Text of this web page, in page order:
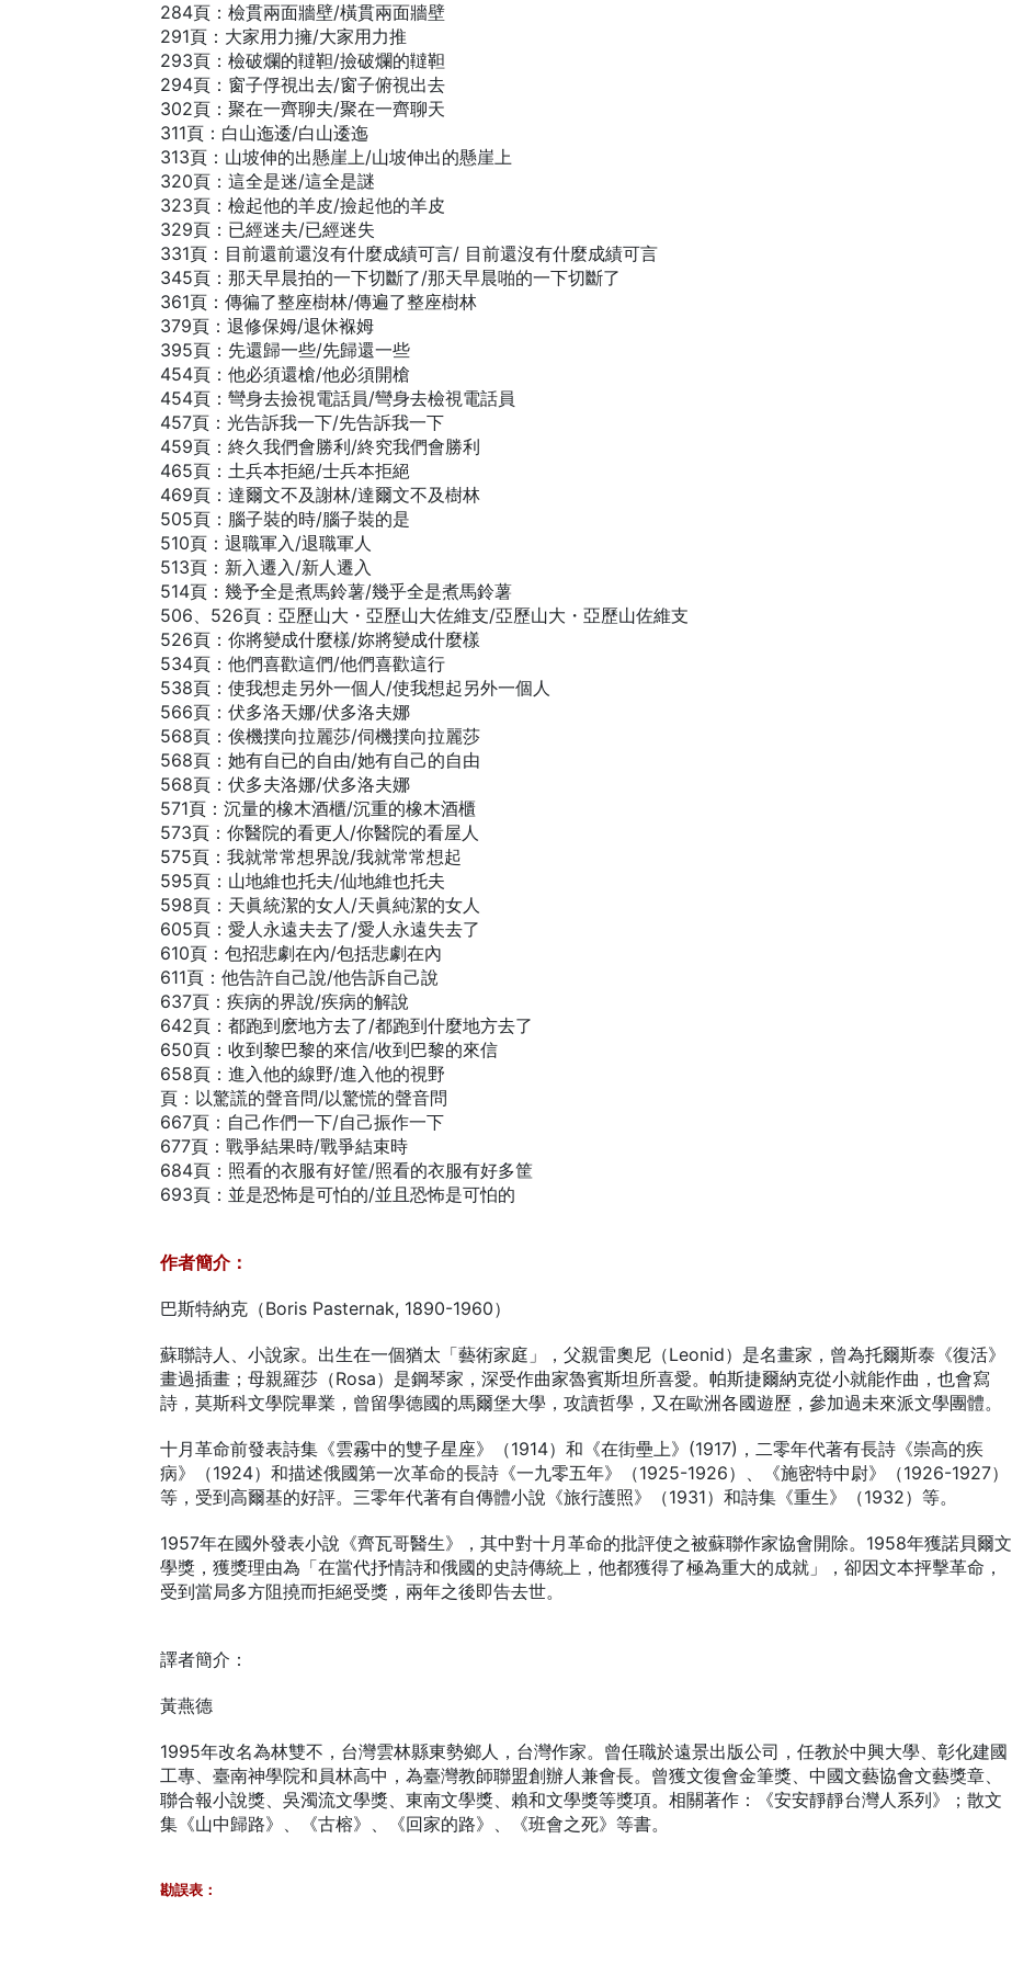
284頁：檢貫兩面牆壁/橫貫兩面牆壁
291頁：大家用力擁/大家用力推
293頁：檢破爛的韃靼/撿破爛的韃靼
294頁：窗子俘視出去/窗子俯視出去
302頁：聚在一齊聊夫/聚在一齊聊天
311頁：白山迤逶/白山逶迤
313頁：山坡伸的出懸崖上/山坡伸出的懸崖上
320頁：這全是迷/這全是謎
323頁：檢起他的羊皮/撿起他的羊皮
329頁：已經迷夫/已經迷失
331頁：目前還前還沒有什麼成績可言/ 目前還沒有什麼成績可言
345頁：那天早晨拍的一下切斷了/那天早晨啪的一下切斷了
361頁：傳徧了整座樹林/傳遍了整座樹林
379頁：退修保姆/退休褓姆
395頁：先還歸一些/先歸還一些
454頁：他必須還槍/他必須開槍
454頁：彎身去撿視電話員/彎身去檢視電話員
457頁：光告訴我一下/先告訴我一下
459頁：終久我們會勝利/終究我們會勝利
465頁：土兵本拒絕/士兵本拒絕
469頁：達爾文不及謝林/達爾文不及樹林
505頁：腦子裝的時/腦子裝的是
510頁：退職軍入/退職軍人
513頁：新入遷入/新人遷入
514頁：幾予全是煮馬鈴薯/幾乎全是煮馬鈴薯
506、526頁：亞歷山大・亞歷山大佐維支/亞歷山大・亞歷山佐維支
526頁：你將變成什麼樣/妳將變成什麼樣
534頁：他們喜歡這們/他們喜歡這行
538頁：使我想走另外一個人/使我想起另外一個人
566頁：伏多洛天娜/伏多洛夫娜
568頁：俟機撲向拉麗莎/伺機撲向拉麗莎
568頁：她有自已的自由/她有自己的自由
568頁：伏多夫洛娜/伏多洛夫娜
571頁：沉量的橡木酒櫃/沉重的橡木酒櫃
573頁：你醫院的看更人/你醫院的看屋人
575頁：我就常常想界說/我就常常想起
595頁：山地維也托夫/仙地維也托夫
598頁：天眞統潔的女人/天眞純潔的女人
605頁：愛人永遠夫去了/愛人永遠失去了
610頁：包招悲劇在內/包括悲劇在內
611頁：他告許自己說/他告訴自己說
637頁：疾病的界說/疾病的解說
642頁：都跑到麽地方去了/都跑到什麼地方去了
650頁：收到黎巴黎的來信/收到巴黎的來信
658頁：進入他的線野/進入他的視野
頁：以驚謊的聲音問/以驚慌的聲音問
667頁：自己作們一下/自己振作一下
677頁：戰爭結果時/戰爭結束時
684頁：照看的衣服有好筐/照看的衣服有好多筐
693頁：並是恐怖是可怕的/並且恐怖是可怕的
作者簡介：
巴斯特納克（Boris Pasternak, 1890-1960）
蘇聯詩人、小說家。出生在一個猶太「藝術家庭」，父親雷奧尼（Leonid）是名畫家，曾為托爾斯泰《復活》
畫過插畫；母親羅莎（Rosa）是鋼琴家，深受作曲家魯賓斯坦所喜愛。帕斯捷爾納克從小就能作曲，也會寫
詩，莫斯科文學院畢業，曾留學德國的馬爾堡大學，攻讀哲學，又在歐洲各國遊歷，參加過未來派文學團體。
十月革命前發表詩集《雲霧中的雙子星座》（1914）和《在街壘上》(1917)，二零年代著有長詩《崇高的疾
病》（1924）和描述俄國第一次革命的長詩《一九零五年》（1925-1926）、《施密特中尉》（1926-1927）
等，受到高爾基的好評。三零年代著有自傳體小說《旅行護照》（1931）和詩集《重生》（1932）等。
1957年在國外發表小說《齊瓦哥醫生》，其中對十月革命的批評使之被蘇聯作家協會開除。1958年獲諾貝爾文
學獎，獲獎理由為「在當代抒情詩和俄國的史詩傳統上，他都獲得了極為重大的成就」，卻因文本抨擊革命，
受到當局多方阻撓而拒絕受獎，兩年之後即告去世。
譯者簡介：
黃燕德
1995年改名為林雙不，台灣雲林縣東勢鄉人，台灣作家。曾任職於遠景出版公司，任教於中興大學、彰化建國
工專、臺南神學院和員林高中，為臺灣教師聯盟創辦人兼會長。曾獲文復會金筆獎、中國文藝協會文藝獎章、
聯合報小說獎、吳濁流文學獎、東南文學獎、賴和文學獎等獎項。相關著作：《安安靜靜台灣人系列》；散文
集《山中歸路》、《古榕》、《回家的路》、《班會之死》等書。
勘誤表：